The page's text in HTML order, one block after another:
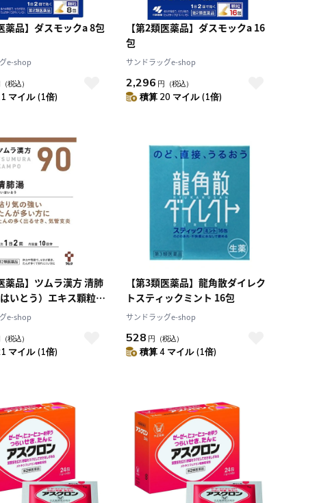
薬品】ダスモックa 8包
e-shop
（税込）
マイル (1倍)
【第2類医薬品】ダスモックa 16
包
サンドラッグe-shop
2,296 円 （税込）
積算 20 マイル (1倍)
薬品】ツムラ漢方 清肺
いとう）エキス顆粒
e-shop
（税込）
マイル (1倍)
【第3類医薬品】龍角散ダイレク
トスティックミント 16包
サンドラッグe-shop
528 円 （税込）
積算 4 マイル (1倍)